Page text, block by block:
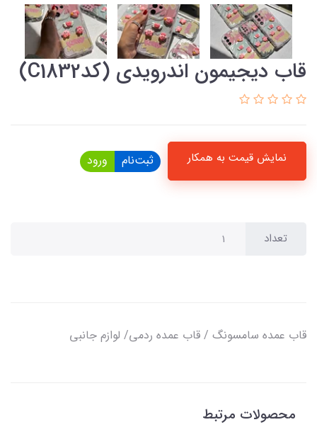
قاب دیجیمون اندرویدی (کدC1832)
نمایش قیمت به همکار ثبت‌نام ورود
تعداد
قاب عمده سامسونگ / قاب عمده ردمی/ لوازم جانبی
محصولات مرتبط